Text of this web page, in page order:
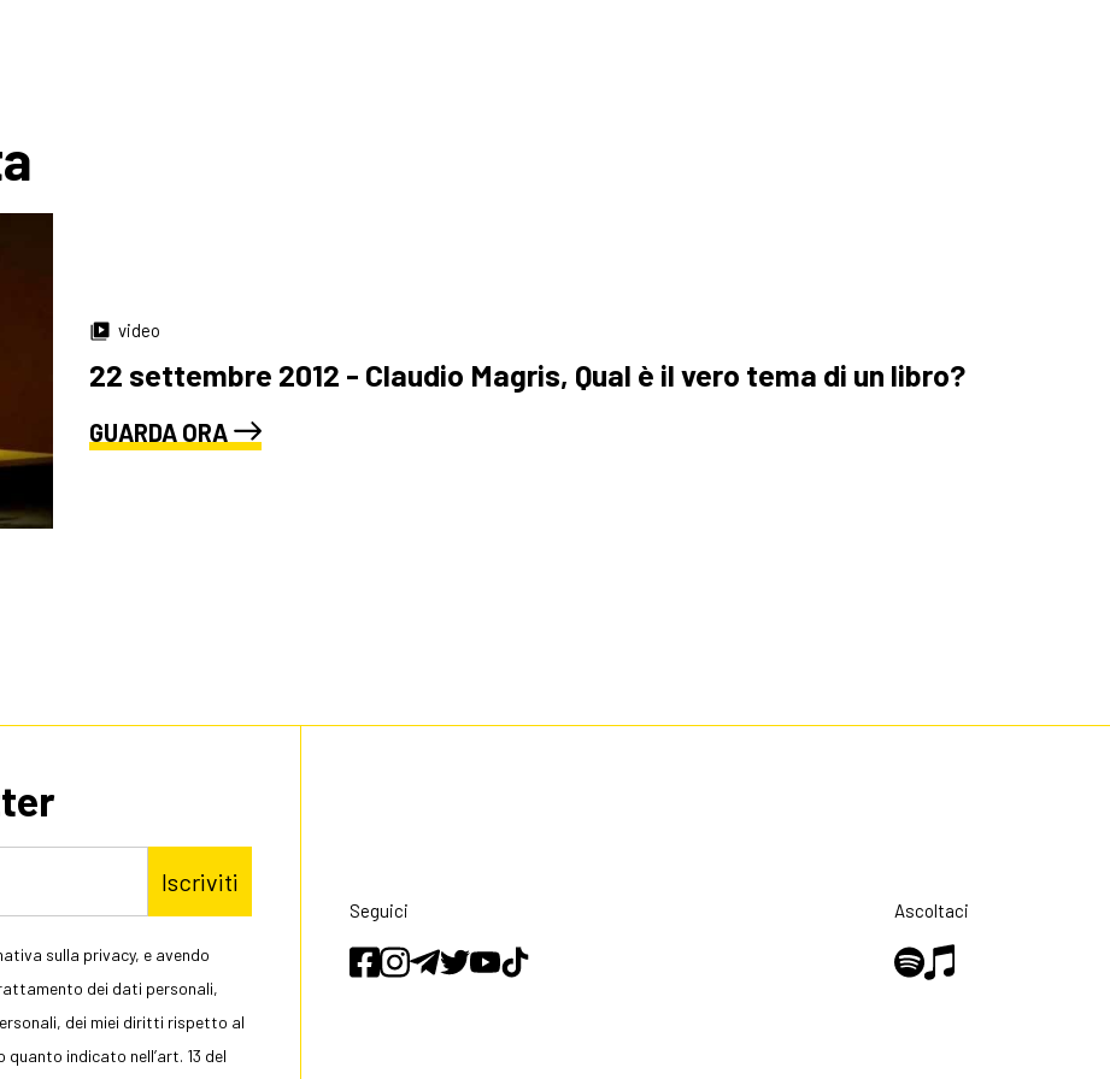
video
22 settembre 2012 - Claudio Magris, Qual è il vero tema di un libro?
GUARDA ORA
Iscriviti
sulla privacy, e avendo
dei dati personali,
dei miei diritti rispetto al
indicato nell’art. 13 del
Seguici Ascoltaci